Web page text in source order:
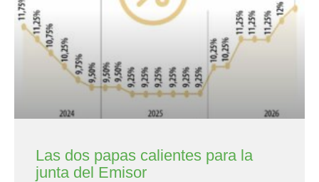
Las dos papas calientes para la
junta del Emisor